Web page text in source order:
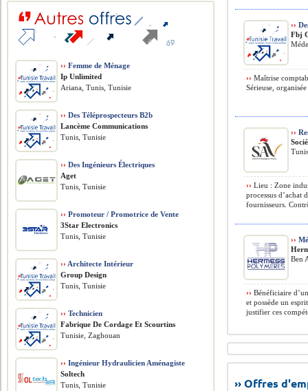
››
Fbj
›› Maîtrise
Sérieuse,
››
›› Lieu : Zone
processus d’achat
fournisseurs.
››
Ben
›› Bénéficiaire
et possède un
justifier ces
›› Offres
›› Femme de Ménage
Ip Unlimited
Ariana, Tunis, Tunisie
›› Des Téléprospecteurs B2b
Lancème Communications
Tunis, Tunisie
›› Des Ingénieurs Électriques
Aget
Tunis, Tunisie
›› Promoteur / Promotrice de Vente
3Star Electronics
Tunis, Tunisie
›› Architecte Intérieur
Group Design
Tunis, Tunisie
›› Technicien
Fabrique De Cordage Et Scourtins
Tunisie, Zaghouan
›› Ingénieur Hydraulicien Aménagiste
Soltech
Tunis, Tunisie